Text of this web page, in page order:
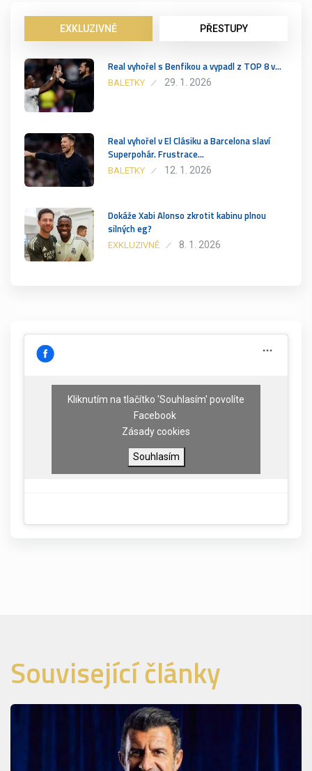
EXKLUZIVNĚ PŘESTUPY
Real vyhořel s Benfikou a vypadl z TOP 8 v…
BALETKY 29. 1. 2026
Real vyhořel v El Clásiku a Barcelona slaví
Superpohár. Frustrace…
BALETKY 12. 1. 2026
Dokáže Xabi Alonso zkrotit kabinu plnou
silných eg?
EXKLUZIVNĚ 8. 1. 2026
Kliknutím na tlačítko 'Souhlasím' povolíte
Facebook
Zásady cookies
Souhlasím
Související články